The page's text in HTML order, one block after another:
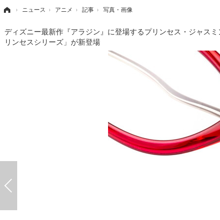
› ニュース › アニメ › 記事 › 写真・画像
ディズニー最新作『アラジン』に登場するプリンセス・ジャス
リンセスシリーズ」が新登場